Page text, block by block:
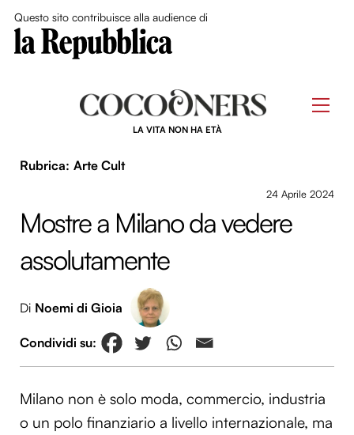
Questo sito contribuisce alla audience di
LA VITA NON HA ETÀ
Arte Cult
24 Aprile 2024
Mostre a Milano da vedere
assolutamente
Di Noemi di Gioia
Milano non è solo moda, commercio, industria
o un polo finanziario a livello internazionale, ma